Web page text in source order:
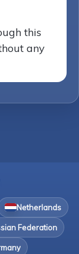
this
any
Netherlands
Federation